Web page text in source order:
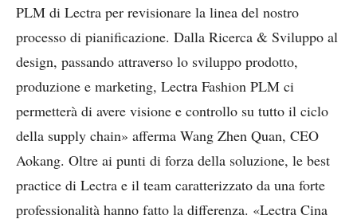
PLM di Lectra per revisionare la linea del nostro
processo di pianificazione. Dalla Ricerca & Sviluppo al
design, passando attraverso lo sviluppo prodotto,
produzione e marketing, Lectra Fashion PLM ci
permetterà di avere visione e controllo su tutto il ciclo
della supply chain» afferma Wang Zhen Quan, CEO
Aokang. Oltre ai punti di forza della soluzione, le best
practice di Lectra e il team caratterizzato da una forte
professionalità hanno fatto la differenza. «Lectra Cina